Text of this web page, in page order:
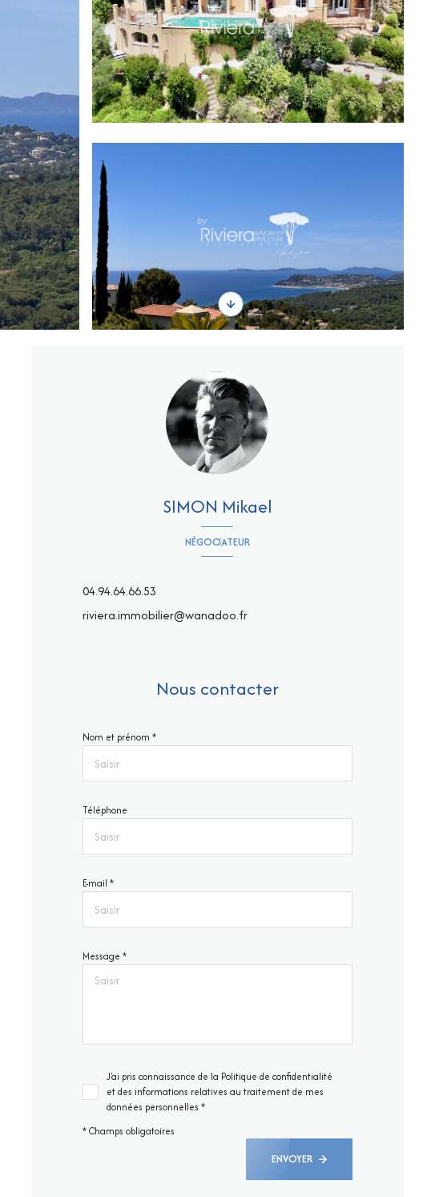
NÉGOCIATEUR
SIMON Mikael
04.94.64.66.53
riviera.immobilier@wanadoo.fr
Nous contacter
Nom et prénom *
Téléphone
E-mail *
Message *
J'ai pris connaissance de la Politique de confidentialité
et des informations relatives au traitement de mes
données personnelles *
* Champs obligatoires
ENVOYER